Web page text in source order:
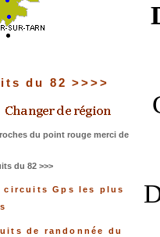
du 82 >>>>
du point rouge merci de
du 82 >>>
circuits Gps les plus
de randonnée du